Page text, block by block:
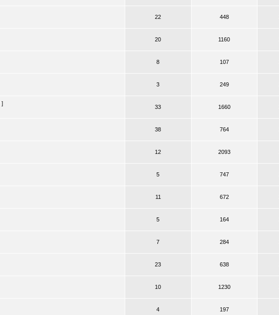
22 448
20 1160
8 107
3 249
]
33 1660
38 764
12 2093
5 747
11 672
5 164
7 284
23 638
10 1230
4 197